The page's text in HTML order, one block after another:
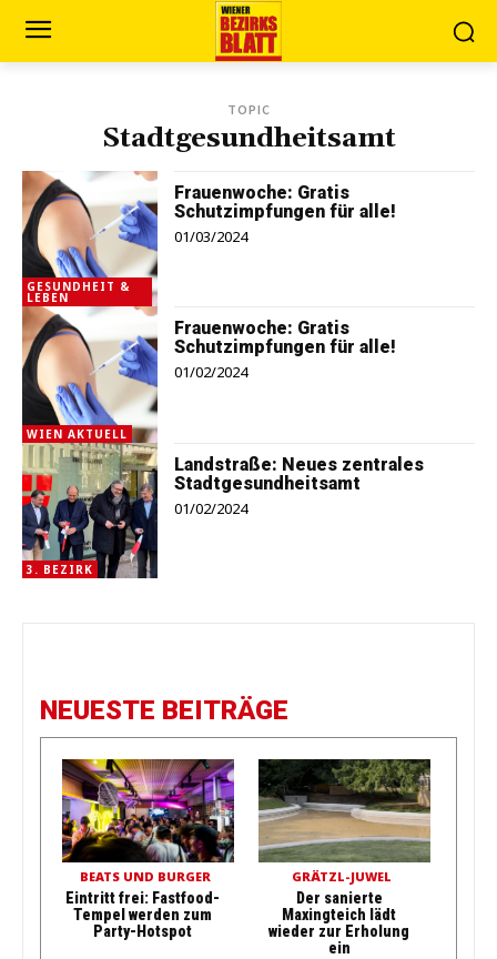
TOPIC
Stadtgesundheitsamt
GESUNDHEIT &
LEBEN
Frauenwoche: Gratis
Schutzimpfungen für alle!
01/03/2024
WIEN AKTUELL
Frauenwoche: Gratis
Schutzimpfungen für alle!
01/02/2024
3. BEZIRK
Landstraße: Neues zentrales
Stadtgesundheitsamt
01/02/2024
NEUESTE BEITRÄGE
BEATS UND BURGER
Eintritt frei: Fastfood-
Tempel werden zum
Party-Hotspot
GRÄTZL-JUWEL
Der sanierte
Maxingteich lädt
wieder zur Erholung
ein